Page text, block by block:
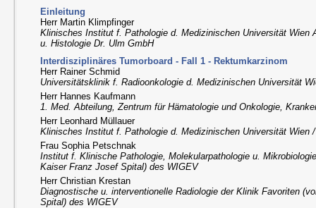
Einleitung
Herr Martin Klimpfinger
Klinisches Institut f. Pathologie d. Medizinischen Universität Wien
u. Histologie Dr. Ulm GmbH
Interdisziplinäres Tumorboard - Fall 1 - Rektumkarzinom
Herr Rainer Schmid
Universitätsklinik f. Radioonkologie d. Medizinischen Universität
Herr Hannes Kaufmann
1. Med. Abteilung, Zentrum für Hämatologie und Onkologie,
Herr Leonhard Müllauer
Klinisches Institut f. Pathologie d. Medizinischen Universität Wien
Frau Sophia Petschnak
Institut f. Klinische Pathologie, Molekularpathologie u.
Kaiser Franz Josef Spital) des WIGEV
Herr Christian Krestan
Diagnostische u. interventionelle Radiologie der Klinik Favoriten
Spital) des WIGEV